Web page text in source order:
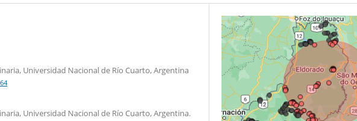
Universidad Nacional de Río Cuarto, Argentina
Universidad Nacional de Río Cuarto, Argentina.